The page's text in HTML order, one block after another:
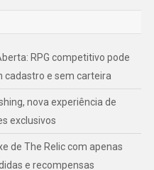
RPG competitivo pode
cadastro e sem carteira
nova experiência de
exclusivos
de The Relic com apenas
e recompensas